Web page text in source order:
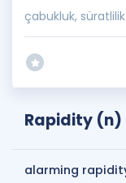
çabukluk, süratlilik
Rapidity
alarming